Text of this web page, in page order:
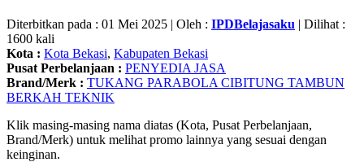
Diterbitkan pada : 01 Mei 2025 | Oleh : IPDBelajasaku | Dilihat :
1600 kali
Kota : Kota Bekasi, Kabupaten Bekasi
Pusat Perbelanjaan : PENYEDIA JASA
Brand/Merk : TUKANG PARABOLA CIBITUNG TAMBUN
BERKAH TEKNIK
Klik masing-masing nama diatas (Kota, Pusat Perbelanjaan,
Brand/Merk) untuk melihat promo lainnya yang sesuai dengan
keinginan.